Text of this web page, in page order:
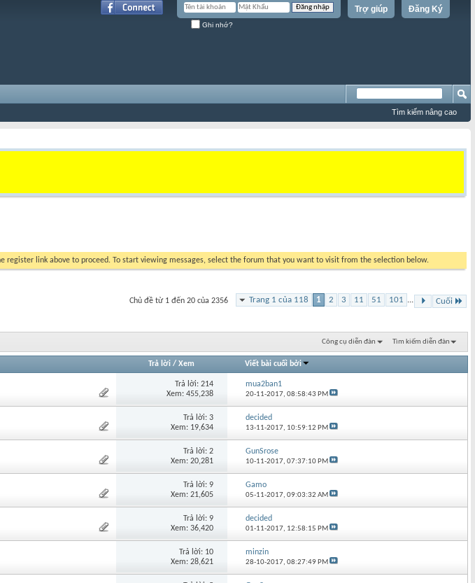
Đăng Ký
Trợ giúp
Ghi nhớ?
Tìm kiếm nâng cao
register link above to proceed. To start viewing messages, select the forum that you want to visit from the selection below.
Trang 1 của 118 1 2 3 11 51 101 ... Cuối
Chủ đề từ 1 đến 20 của 2356
Công cụ diễn đàn Tìm kiếm diễn đàn
Trả lời/ Xem Viết bài cuối bởi
Trả lời: 214
Xem: 455,238
mua2ban1
20-11-2017,08:58:43 PM
Trả lời: 3
Xem: 19,634
decided
13-11-2017, 10:59:12 PM
Trả lời: 2
Xem: 20,281
GunSrose
10-11-2017,07:37:10 PM
Trả lời: 9
Xem: 21,605
Gamo
05-11-2017,09:03:32 AM
Trả lời: 9
Xem: 36,420
decided
01-11-2017, 12:58:15 PM
Trả lời: 10
Xem: 28,621
minzin
28-10-2017,08:27:49 PM